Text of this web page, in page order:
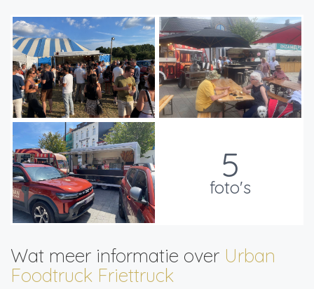
5
foto's
Wat meer informatie over Urban
Foodtruck Friettruck